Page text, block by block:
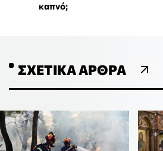
καπνό;
ΣΧΕΤΙΚΆ ΆΡΘΡΑ